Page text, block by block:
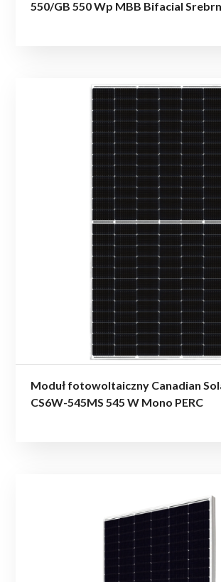
550/GB 550 Wp MBB Bifacial
Moduł fotowoltaiczny Canadian
CS6W-545MS 545 W Mono PERC